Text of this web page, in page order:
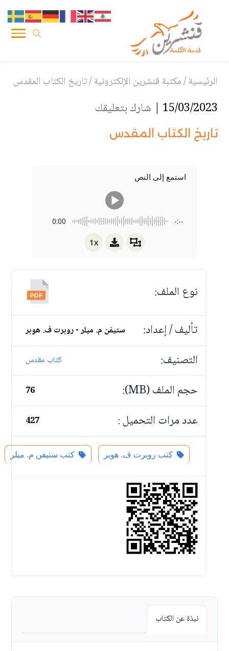
الرئيسية/مكتبة قنشرين الإلكترونية/تاريخ الكتاب المقدس
15/03/2023 | شارك بتعليقك
تاريخ الكتاب المقدس
استمع إلى النص
0:00 -:--
1x
نوع الملف:
تأليف / إعداد:
ستيفن م. ميلر - روبرت ف. هوبر
التصنيف: كتاب مقدس
حجم الملف (MB): 76
عدد مرات التحميل : 427
كتب روبرت ف. هوبر كتب ستيفن م. ميلر
نبذة عن الكتاب